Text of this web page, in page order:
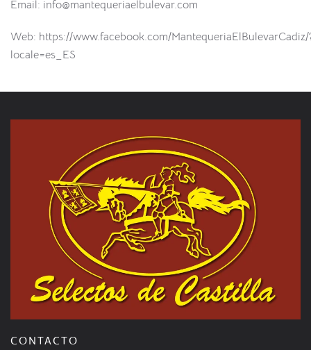
Email: info@mantequeriaelbulevar.com
Web: https://www.facebook.com/MantequeriaElBulevarCadiz/
locale=es_ES
CONTACTO